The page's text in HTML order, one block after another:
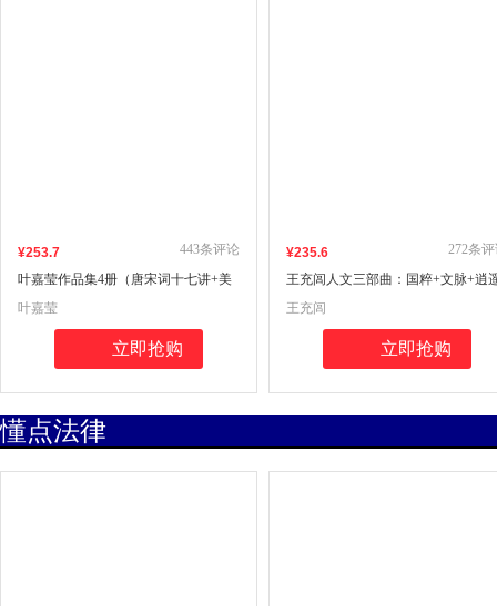
¥253.7
叶嘉莹作品集4册（唐宋词十七讲+美
玉生烟+人间词话七讲+小词大雅 ）
443条评论
叶嘉莹
立即抢购
¥235.6
王充闾人文三部曲：国粹+文脉+逍
游
272条
王充闾
立即抢购
懂点法律